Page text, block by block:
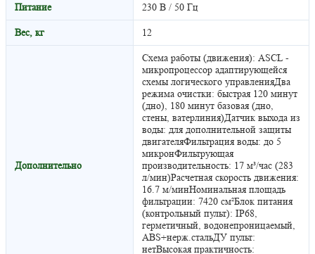
Питание 230 В / 50 Гц
Вес, кг 12
Дополнительно
Схема работы (движения): ASCL -
микропроцессор адаптирующейся
схемы логического управленияДва
режима очистки: быстрая 120 минут
(дно), 180 минут базовая (дно,
стены, ватерлиния)Датчик выхода из
воды: для дополнительной защиты
двигателяФильтрация воды: до 5
микронФильтрующая
производительность: 17 м³/час (283
л/мин)Расчетная скорость движения:
16.7 м/минНоминальная площадь
фильтрации: 7420 см²Блок питания
(контрольный пульт): IP68,
герметичный, водонепроницаемый,
ABS+нерж.стальДУ пульт:
нетВысокая практичность: